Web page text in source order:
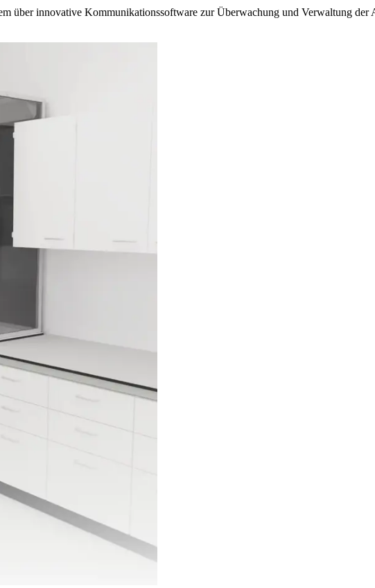
über innovative Kommunikationssoftware zur Überwachung und Verwaltung der